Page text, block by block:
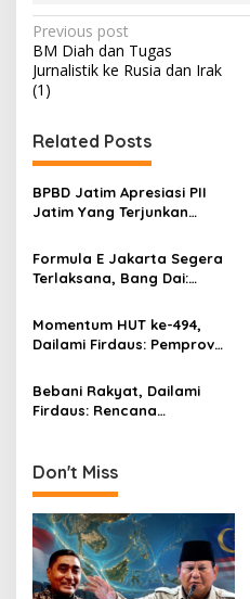
P
o
s
t
n
a
v
i
g
t
o
Previous post
BM Diah dan Tugas
Jurnalistik ke Rusia dan Irak
(1)
Related Posts
BPBD Jatim Apresiasi PII
Jatim Yang Terjunkan
Lokasi Bencana Cianjur
Formula E Jakarta Segera
Terlaksana, Bang Dai:
Momentum HUT ke-494,
Dailami Firdaus: Pemprov
Harus Selaras Lawan
Covid-19
Bebani Rakyat, Dailami
Firdaus: Rencana
Don't Miss